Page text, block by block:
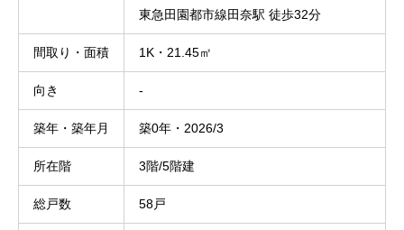
東急田園都市線田奈駅 徒歩32分
間取り・面積 1K・21.45㎡
向き -
築年・築年月 築0年・2026/3
所在階 3階/5階建
総戸数 58戸